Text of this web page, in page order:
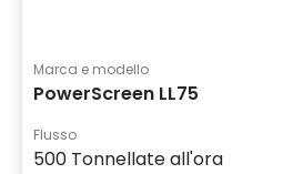
Marca e modello
PowerScreen LL75
Flusso
500 Tonnellate all'ora